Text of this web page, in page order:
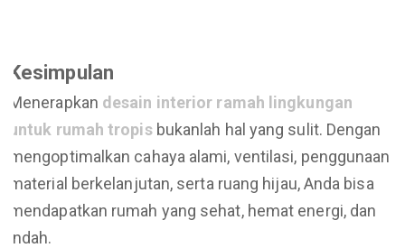
Kesimpulan
Menerapkan desain interior ramah lingkungan
untuk rumah tropisbukanlah hal yang sulit. Dengan
mengoptimalkan cahaya alami, ventilasi, penggunaan
material berkelanjutan, serta ruang hijau, Anda bisa
mendapatkan rumah yang sehat, hemat energi, dan
indah.